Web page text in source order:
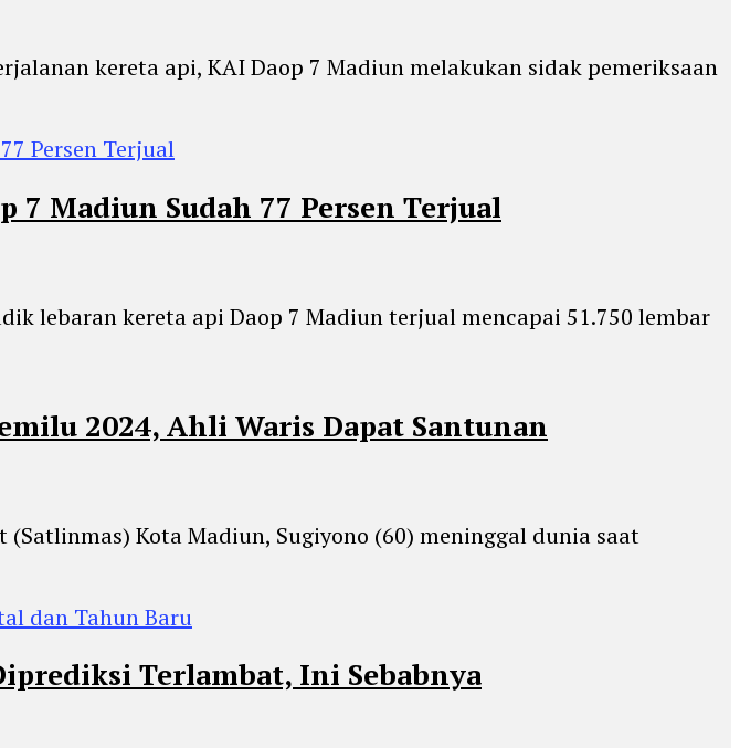
kereta api, KAI Daop 7 Madiun melakukan sidak pemeriksaan
7 Madiun Sudah 77 Persen Terjual
lebaran kereta api Daop 7 Madiun terjual mencapai 51.750 lembar
2024, Ahli Waris Dapat Santunan
Kota Madiun, Sugiyono (60) meninggal dunia saat
Terlambat, Ini Sebabnya